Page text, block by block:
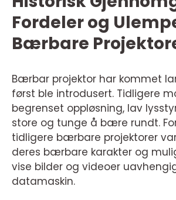
Fordeler og
Bærbare
Bærbar projektor har kommet
først ble introdusert. Tidligere
begrenset oppløsning, lav
store og tunge å bære rundt.
tidligere bærbare projektorer
deres bærbare karakter og
vise bilder og videoer
datamaskin.